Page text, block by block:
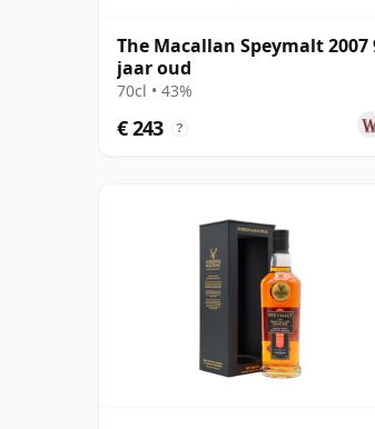
The Macallan Speymalt 2007
jaar oud
70cl • 43%
€ 243 ?